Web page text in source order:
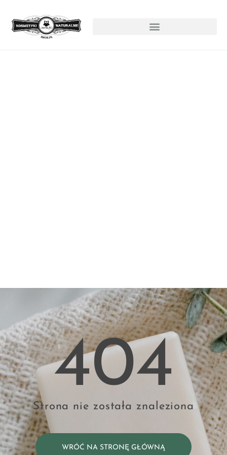
404
Strona nie została znaleziona
WRÓĆ NA STRONĘ GŁÓWNĄ